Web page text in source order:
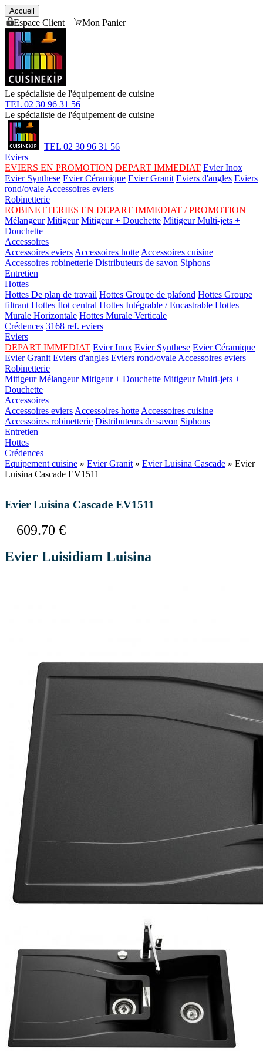
Accueil
Espace Client | Mon Panier
Le spécialiste de l'équipement de cuisine
TEL 02 30 96 31 56
Le spécialiste de l'équipement de cuisine
TEL 02 30 96 31 56
Eviers
EVIERS EN PROMOTION DEPART IMMEDIAT Evier Inox
Evier Synthese Evier Céramique Evier Granit Eviers d'angles Eviers
rond/ovale Accessoires eviers
Robinetterie
ROBINETTERIES EN DEPART IMMEDIAT / PROMOTION
Mélangeur Mitigeur Mitigeur + Douchette Mitigeur Multi-jets +
Douchette
Accessoires
Accessoires eviers Accessoires hotte Accessoires cuisine
Accessoires robinetterie Distributeurs de savon Siphons
Entretien
Hottes
Hottes De plan de travail Hottes Groupe de plafond Hottes Groupe
filtrant Hottes Îlot central Hottes Intégrable / Encastrable Hottes
Murale Horizontale Hottes Murale Verticale
Crédences 3168 ref. eviers
Eviers
DEPART IMMEDIAT Evier Inox Evier Synthese Evier Céramique
Evier Granit Eviers d'angles Eviers rond/ovale Accessoires eviers
Robinetterie
Mitigeur Mélangeur Mitigeur + Douchette Mitigeur Multi-jets +
Douchette
Accessoires
Accessoires eviers Accessoires hotte Accessoires cuisine
Accessoires robinetterie Distributeurs de savon Siphons
Entretien
Hottes
Crédences
Equipement cuisine » Evier Granit » Evier Luisina Cascade » Evier
Luisina Cascade EV1511
Evier Luisina Cascade EV1511
609.70 €
Evier Luisidiam Luisina